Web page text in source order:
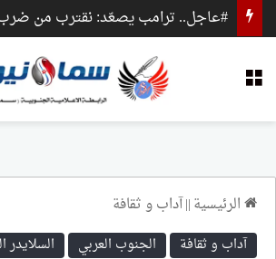
الرئيسية||آداب و ثقافة
آداب و ثقافة الجنوب العربي السلايدر